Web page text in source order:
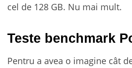
cel de 128 GB. Nu mai mult.
Teste benchmark
Pentru a avea o imagine cât